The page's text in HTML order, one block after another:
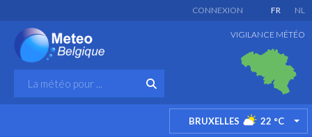
FR NL
CONNEXION
VIGILANCE MÉTÉO
BRUXELLES 22 °C